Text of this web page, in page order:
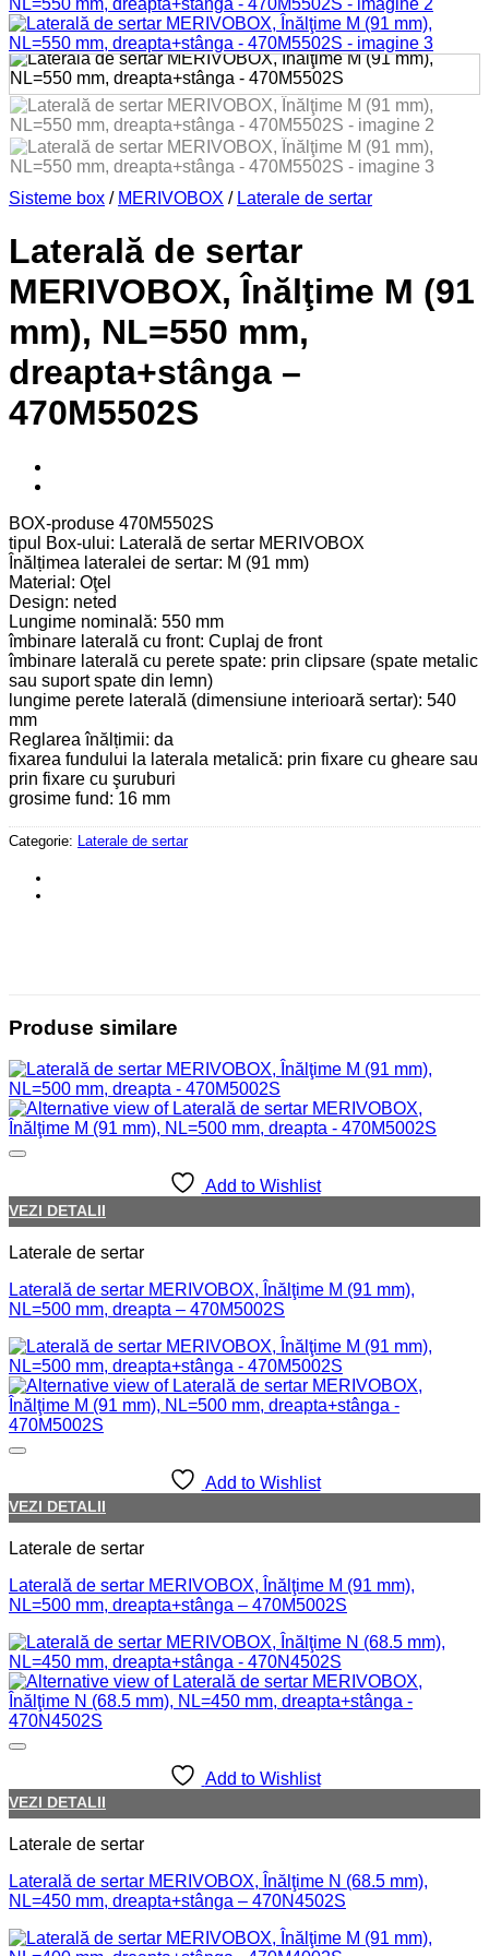
Sisteme box / MERIVOBOX / Laterale de sertar
Laterală de sertar
MERIVOBOX, Înălţime M (91
mm), NL=550 mm,
dreapta+stânga –
470M5502S
BOX-produse 470M5502S
tipul Box-ului: Laterală de sertar MERIVOBOX
Înălțimea lateralei de sertar: M (91 mm)
Material: Oţel
Design: neted
Lungime nominală: 550 mm
îmbinare laterală cu front: Cuplaj de front
îmbinare laterală cu perete spate: prin clipsare (spate metalic
sau suport spate din lemn)
lungime perete laterală (dimensiune interioară sertar): 540
mm
Reglarea înălțimii: da
fixarea fundului la laterala metalică: prin fixare cu gheare sau
prin fixare cu şuruburi
grosime fund: 16 mm
Categorie: Laterale de sertar
Produse similare
Add to Wishlist
VEZI DETALII
Laterale de sertar
Laterală de sertar MERIVOBOX, Înălţime M (91 mm),
NL=500 mm, dreapta – 470M5002S
Add to Wishlist
VEZI DETALII
Laterale de sertar
Laterală de sertar MERIVOBOX, Înălţime M (91 mm),
NL=500 mm, dreapta+stânga – 470M5002S
Add to Wishlist
VEZI DETALII
Laterale de sertar
Laterală de sertar MERIVOBOX, Înălţime N (68.5 mm),
NL=450 mm, dreapta+stânga – 470N4502S